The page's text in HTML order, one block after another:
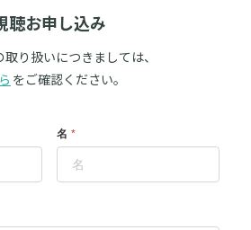
聴お申し込み
り扱いにつきましては、
をご確認ください。